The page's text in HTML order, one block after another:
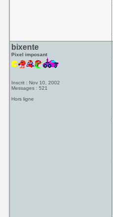
bixente
Pixel imposant
Inscrit : Nov 10, 2002
Messages : 521
Hors ligne